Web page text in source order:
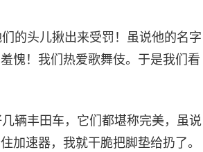
的头儿揪出来受罚！虽说他的名字
愧！我们热爱歌舞伎。于是我们看
辆丰田车，它们都堪称完美，虽说
加速器，我就干脆把脚垫给扔了。